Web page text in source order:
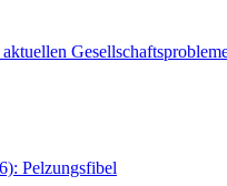
Pelzungsfibel